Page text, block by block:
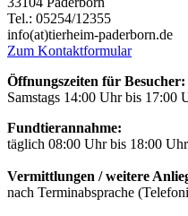
Tel.: 05254/12355
info(at)tierheim-paderborn.de
Zum Kontaktformular
Öffnungszeiten für Besucher:
Samstags 14:00 Uhr bis 17:00
Fundtierannahme:
täglich 08:00 Uhr bis 18:00 Uhr
Vermittlungen / weitere
nach Terminabsprache